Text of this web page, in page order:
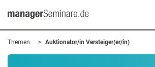
Themen Auktionator/in Versteiger(er/in)